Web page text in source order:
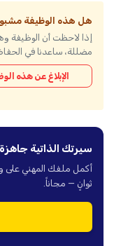
هل هذه الوظيفة
إذا لاحظت أن الوظيفة
مضللة، ساعدنا في
الإبلاغ عن هذه
سيرتك الذاتية
أكمل ملفك المهني على
ثوانٍ — مجاناً.